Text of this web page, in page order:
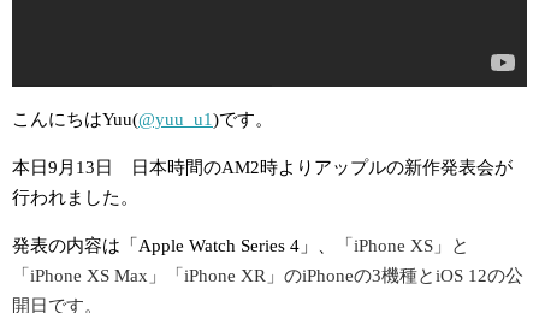
こんにちはYuu(@yuu_u1)です。
本日9月13日 日本時間のAM2時よりアップルの新作発表会が
行われました。
発表の内容は「Apple Watch Series 4」、 「 iPhone XS」
と
「iPhone XS Max」 「 iPhone XR」のiPhoneの3機種とiOS 12の公
開日です。